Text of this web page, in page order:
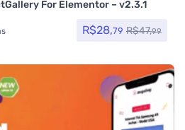
For Elementor – v2.3.1
R$28,79 R$47,99